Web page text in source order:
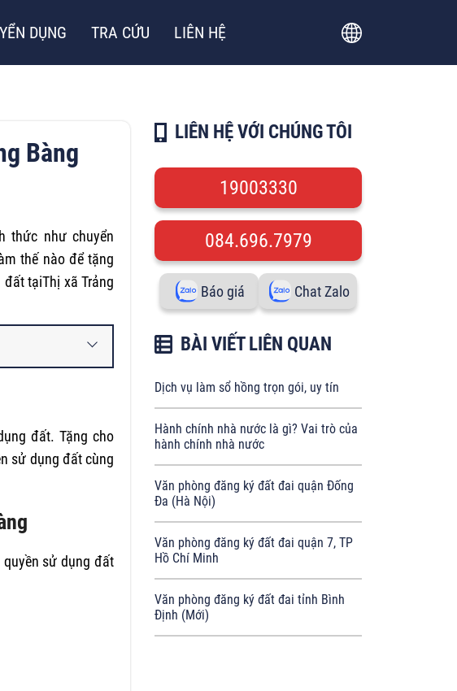
DỤNG TRA CỨU LIÊN HỆ
Bàng
thức như chuyển
thế nào để tặng
tạiThị xã Trảng
đất. Tặng cho
sử dụng đất cùng
sử dụng đất
LIÊN HỆ VỚI CHÚNG TÔI
19003330
084.696.7979
Báo giá Chat Zalo
BÀI VIẾT LIÊN QUAN
Dịch vụ làm sổ hồng trọn gói, uy tín
Hành chính nhà nước là gì? Vai trò của
hành chính nhà nước
Văn phòng đăng ký đất đai quận Đống
Đa (Hà Nội)
Văn phòng đăng ký đất đai quận 7, TP
Hồ Chí Minh
Văn phòng đăng ký đất đai tỉnh Bình
Định (Mới)